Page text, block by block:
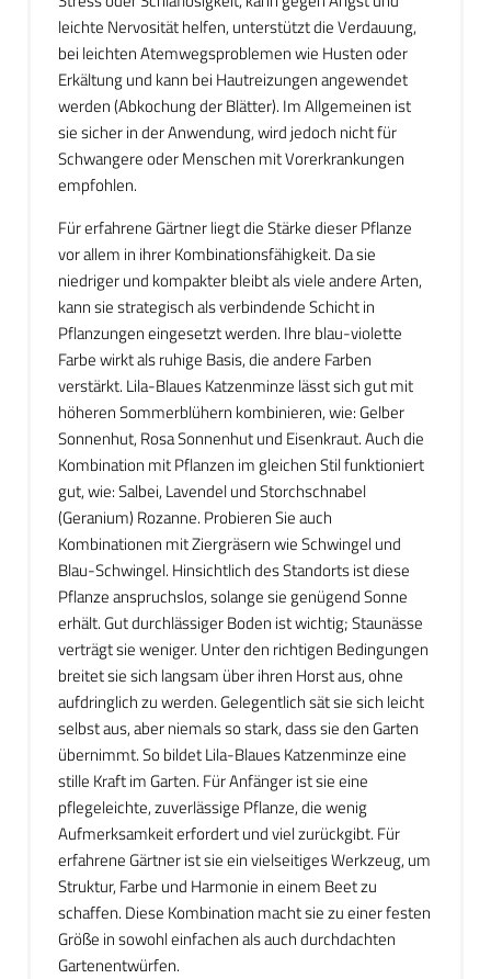
leichte Nervosität helfen, unterstützt die Verdauung,
bei leichten Atemwegsproblemen wie Husten oder
Erkältung und kann bei Hautreizungen angewendet
werden (Abkochung der Blätter). Im Allgemeinen ist
sie sicher in der Anwendung, wird jedoch nicht für
Schwangere oder Menschen mit Vorerkrankungen
empfohlen.
Für erfahrene Gärtner liegt die Stärke dieser Pflanze
vor allem in ihrer Kombinationsfähigkeit. Da sie
niedriger und kompakter bleibt als viele andere Arten,
kann sie strategisch als verbindende Schicht in
Pflanzungen eingesetzt werden. Ihre blau-violette
Farbe wirkt als ruhige Basis, die andere Farben
verstärkt. Lila-Blaues Katzenminze lässt sich gut mit
höheren Sommerblühern kombinieren, wie: Gelber
Sonnenhut, Rosa Sonnenhut und Eisenkraut. Auch die
Kombination mit Pflanzen im gleichen Stil funktioniert
gut, wie: Salbei, Lavendel und Storchschnabel
(Geranium) Rozanne. Probieren Sie auch
Kombinationen mit Ziergräsern wie Schwingel und
Blau-Schwingel. Hinsichtlich des Standorts ist diese
Pflanze anspruchslos, solange sie genügend Sonne
erhält. Gut durchlässiger Boden ist wichtig; Staunässe
verträgt sie weniger. Unter den richtigen Bedingungen
breitet sie sich langsam über ihren Horst aus, ohne
aufdringlich zu werden. Gelegentlich sät sie sich leicht
selbst aus, aber niemals so stark, dass sie den Garten
übernimmt. So bildet Lila-Blaues Katzenminze eine
stille Kraft im Garten. Für Anfänger ist sie eine
pflegeleichte, zuverlässige Pflanze, die wenig
Aufmerksamkeit erfordert und viel zurückgibt. Für
erfahrene Gärtner ist sie ein vielseitiges Werkzeug, um
Struktur, Farbe und Harmonie in einem Beet zu
schaffen. Diese Kombination macht sie zu einer festen
Größe in sowohl einfachen als auch durchdachten
Gartenentwürfen.